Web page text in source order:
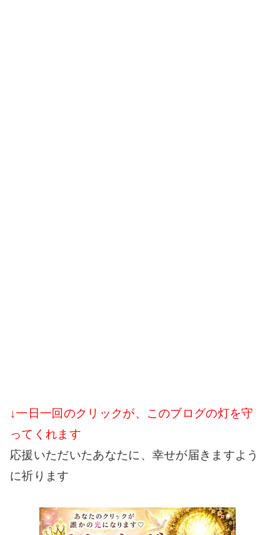
↓一日一回のクリックが、このブログの灯を守
ってくれます
応援いただいたあなたに、幸せが届きますよう
に祈ります